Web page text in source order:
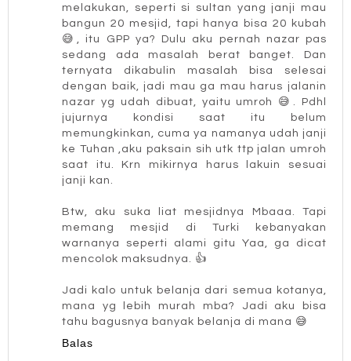
melakukan, seperti si sultan yang janji mau
bangun 20 mesjid, tapi hanya bisa 20 kubah
😅, itu GPP ya? Dulu aku pernah nazar pas
sedang ada masalah berat banget. Dan
ternyata dikabulin masalah bisa selesai
dengan baik, jadi mau ga mau harus jalanin
nazar yg udah dibuat, yaitu umroh 😅. Pdhl
jujurnya kondisi saat itu belum
memungkinkan, cuma ya namanya udah janji
ke Tuhan ,aku paksain sih utk ttp jalan umroh
saat itu. Krn mikirnya harus lakuin sesuai
janji kan.
Btw, aku suka liat mesjidnya Mbaaa. Tapi
memang mesjid di Turki kebanyakan
warnanya seperti alami gitu Yaa, ga dicat
mencolok maksudnya. 👍
Jadi kalo untuk belanja dari semua kotanya,
mana yg lebih murah mba? Jadi aku bisa
tahu bagusnya banyak belanja di mana 😅
Balas